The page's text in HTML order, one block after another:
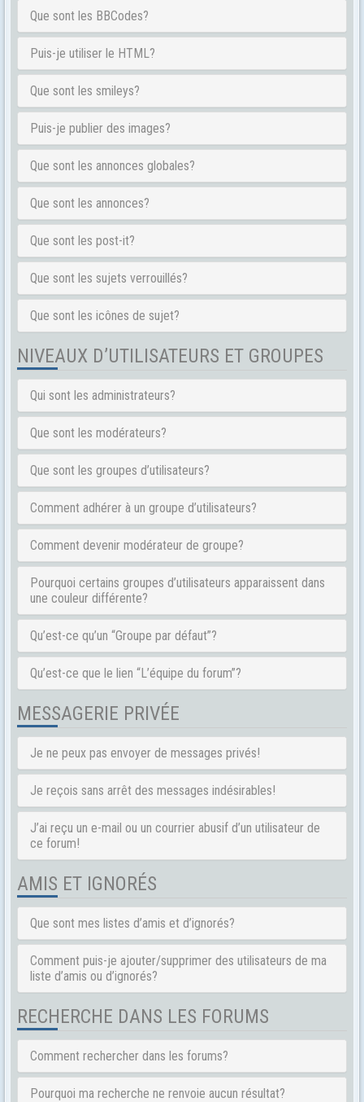
Que sont les BBCodes?
Puis-je utiliser le HTML?
Que sont les smileys?
Puis-je publier des images?
Que sont les annonces globales?
Que sont les annonces?
Que sont les post-it?
Que sont les sujets verrouillés?
Que sont les icônes de sujet?
NIVEAUX D’UTILISATEURS ET GROUPES
Qui sont les administrateurs?
Que sont les modérateurs?
Que sont les groupes d’utilisateurs?
Comment adhérer à un groupe d’utilisateurs?
Comment devenir modérateur de groupe?
Pourquoi certains groupes d’utilisateurs apparaissent dans
une couleur différente?
Qu’est-ce qu’un “Groupe par défaut”?
Qu’est-ce que le lien “L’équipe du forum”?
MESSAGERIE PRIVÉE
Je ne peux pas envoyer de messages privés!
Je reçois sans arrêt des messages indésirables!
J’ai reçu un e-mail ou un courrier abusif d’un utilisateur de
ce forum!
AMIS ET IGNORÉS
Que sont mes listes d’amis et d’ignorés?
Comment puis-je ajouter/supprimer des utilisateurs de ma
liste d’amis ou d’ignorés?
RECHERCHE DANS LES FORUMS
Comment rechercher dans les forums?
Pourquoi ma recherche ne renvoie aucun résultat?